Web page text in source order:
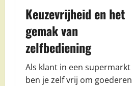
Keuzevrijheid en het
gemak van
zelfbediening
Als klant in een supermarkt
ben je zelf vrij om goederen